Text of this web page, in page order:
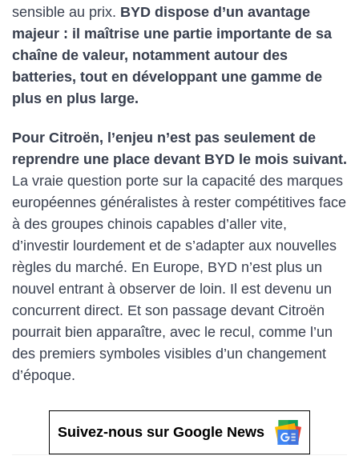
sensible au prix. BYD dispose d’un avantage
majeur : il maîtrise une partie importante de sa
chaîne de valeur, notamment autour des
batteries, tout en développant une gamme de
plus en plus large.
Pour Citroën, l’enjeu n’est pas seulement de
reprendre une place devant BYD le mois suivant.
La vraie question porte sur la capacité des marques
européennes généralistes à rester compétitives face
à des groupes chinois capables d’aller vite,
d’investir lourdement et de s’adapter aux nouvelles
règles du marché. En Europe, BYD n’est plus un
nouvel entrant à observer de loin. Il est devenu un
concurrent direct. Et son passage devant Citroën
pourrait bien apparaître, avec le recul, comme l’un
des premiers symboles visibles d’un changement
d’époque.
Suivez-nous sur Google News